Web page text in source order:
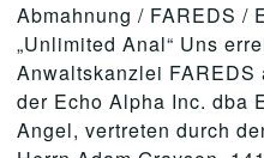
Abmahnung / FAREDS /
„Unlimited Anal“ Uns
Anwaltskanzlei FAREDS
der Echo Alpha Inc. dba
Angel, vertreten durch